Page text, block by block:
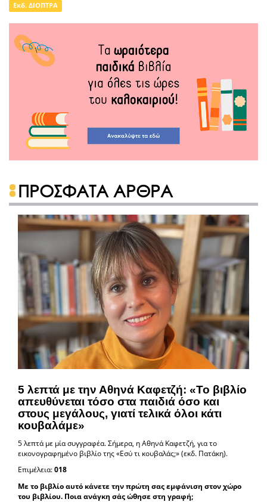
Εκδ. ΔΙΟΠΤΡΑ
ΠΡΟΣΦΑΤΑ ΑΡΘΡΑ
5 λεπτά με την Αθηνά Καφετζή: «Το βιβλίο
απευθύνεται τόσο στα παιδιά όσο και
στους μεγάλους, γιατί τελικά όλοι κάτι
κουβαλάμε»
5 λεπτά με μία συγγραφέα. Σήμερα, η Αθηνά Καφετζή, για το
εικονογραφημένο βιβλίο της «Εσύ τι κουβαλάς;» (εκδ. Πατάκη).
Επιμέλεια:018
Με το βιβλίο αυτό κάνετε την πρώτη σας εμφάνιση στoν χώρο
του βιβλίου. Ποια ανάγκη σάς ώθησε στη γραφή;